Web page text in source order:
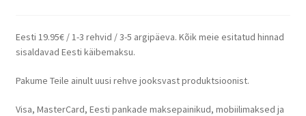
Eesti 19.95€ / 1-3 rehvid / 3-5 argipäeva. Kõik meie esitatud hinnad
sisaldavad Eesti käibemaksu.
Pakume Teile ainult uusi rehve jooksvast produktsioonist.
Visa, MasterCard, Eesti pankade maksepainikud, mobiilimaksed ja